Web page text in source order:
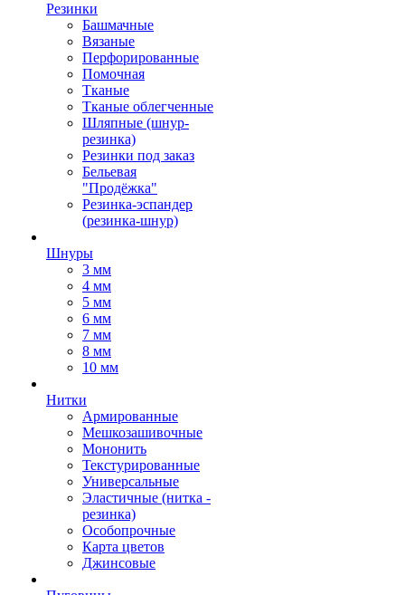
Резинки
Башмачные
Вязаные
Перфорированные
Помочная
Тканые
Тканые облегченные
Шляпные (шнур-
резинка)
Резинки под заказ
Бельевая
"Продёжка"
Резинка-эспандер
(резинка-шнур)
Шнуры
3 мм
4 мм
5 мм
6 мм
7 мм
8 мм
10 мм
Нитки
Армированные
Мешкозашивочные
Мононить
Текстурированные
Универсальные
Эластичные (нитка -
резинка)
Особопрочные
Карта цветов
Джинсовые